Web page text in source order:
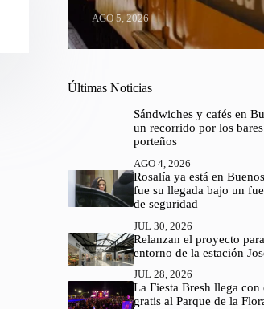
AGO 5, 2026
Últimas Noticias
Sándwiches y cafés en
un recorrido por los
porteños
AGO 4, 2026
Rosalía ya está en
fue su llegada bajo un
de seguridad
JUL 30, 2026
Relanzan el proyecto
entorno de la estación
JUL 28, 2026
La Fiesta Bresh llega con
gratis al Parque de la